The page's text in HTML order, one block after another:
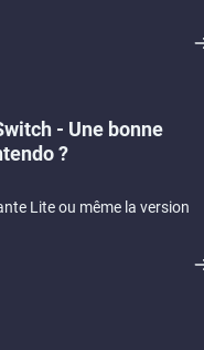
- Une bonne
?
Lite ou même la version